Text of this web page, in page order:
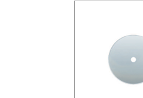
製品カタログダウンロード